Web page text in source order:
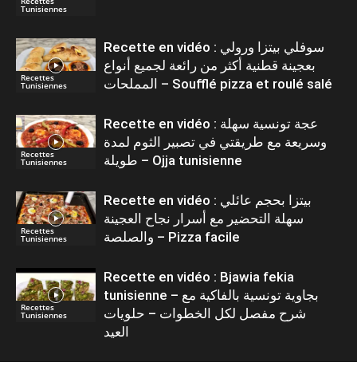
Tunisiennes
Recettes
Tunisiennes
Recette en vidéo : سوفلي بيتزا ورولي
بعجينة قطنية أكثر من رائعة لجميع أنواع
المملحات – Soufflé pizza et roulé salé
Recettes
Tunisiennes
Recette en vidéo : عجة تونسية سهلة
وسريعة مع طريقتي في تصبير الثوم لمدة
طويلة – Ojja tunisienne
Recettes
Tunisiennes
Recette en vidéo : بيتزا بحجم عائلي
سهلة التحضير مع أسرار نجاح العجينة
والصلصة – Pizza facile
Recettes
Tunisiennes
Recette en vidéo : Bjawia fekia
tunisienne – بجاوية تونسية بالفاكية مع
شرح مفصل لكل الخطوات – حلويات
العيد